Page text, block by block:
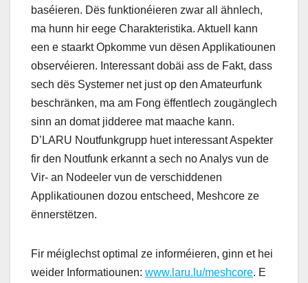
baséieren. Dës funktionéieren zwar all ähnlech,
ma hunn hir eege Charakteristika. Aktuell kann
een e staarkt Opkomme vun dësen Applikatiounen
observéieren. Interessant dobäi ass de Fakt, dass
sech dës Systemer net just op den Amateurfunk
beschränken, ma am Fong ëffentlech zougänglech
sinn an domat jidderee mat maache kann.
D’LARU Noutfunkgrupp huet interessant Aspekter
fir den Noutfunk erkannt a sech no Analys vun de
Vir- an Nodeeler vun de verschiddenen
Applikatiounen dozou entscheed, Meshcore ze
ënnerstëtzen.
Fir méiglechst optimal ze informéieren, ginn et hei
weider Informatiounen: www.laru.lu/meshcore. E